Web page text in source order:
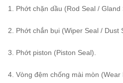
1. Phớt chặn dầu (Rod Seal / Gland
2. Phớt chắn bụi (Wiper Seal / Dust
3. Phớt piston (Piston Seal).
4. Vòng đệm chống mài mòn (Wear